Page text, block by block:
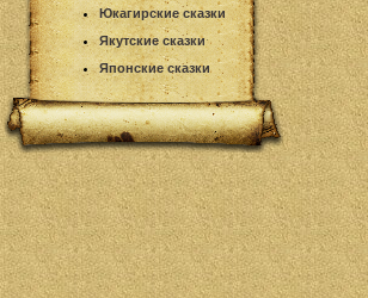
Юкагирские сказки
Якутские сказки
Японские сказки